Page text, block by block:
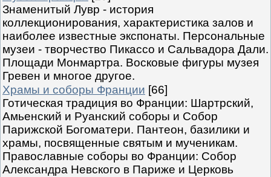
Знаменитый Лувр - история
коллекционирования, характеристика залов и
наиболее известные экспонаты. Персональные
музеи - творчество Пикассо и Сальвадора Дали.
Площади Монмартра. Восковые фигуры музея
Гревен и многое другое.
Храмы и соборы Франции [66]
Готическая традиция во Франции: Шартрский,
Амьенский и Руанский соборы и Собор
Парижской Богоматери. Пантеон, базилики и
храмы, посвященные святым и мученикам.
Православные соборы во Франции: Собор
Александра Невского в Париже и Церковь